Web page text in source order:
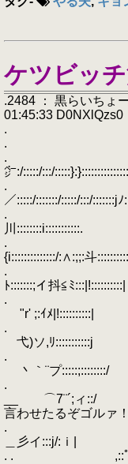
ケツビッ
.2484 ： 黒らいち
01:45:33 D0NXlQzs0
.
.
. ／
㌻:/:::::/:::/
.
／:::::/:::::::/:::::/:::/:::::::jﾉ
. ／/::/
川::::::::i:::::::::::.
. }∨ ,'::/
{i::::::::::::::/:∧:;;:斗
. ﾉ/
ﾄ:::::::;イ抖≦ﾐ:::|!::::::::::|
. / |::ｉ
"r' ;:ｲﾒ|!::::::::::|
. { ｿ
弋)ソ,ﾘ:::::::::::j
. ＼／:::::j
丶｀¨プ:::::;::::::::/
. ／
__ ⌒7¨´;ィ::/ ケ
言わせたるぞゴルァ！
. ／
＿彡イ:::j/:ｉ|
. . ,::ﾟ